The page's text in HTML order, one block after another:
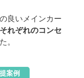
良いメインカー
それぞれのコンセ
。
案例